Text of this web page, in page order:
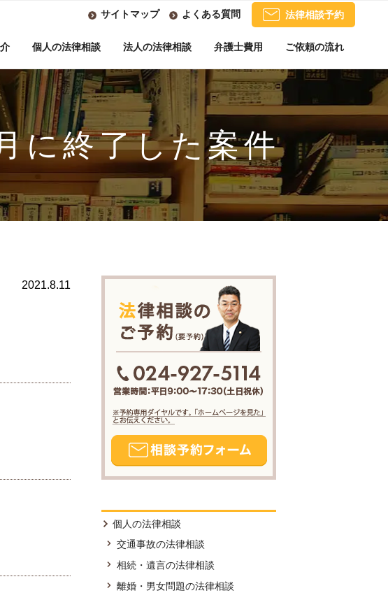
サイトマップ よくある質問 法律相談予約
個人の法律相談 法人の法律相談 弁護士費用 ご依頼の流れ
に終了した案件
2021.8.11
個人の法律相談
交通事故の法律相談
相続・遺言の法律相談
離婚・男女問題の法律相談